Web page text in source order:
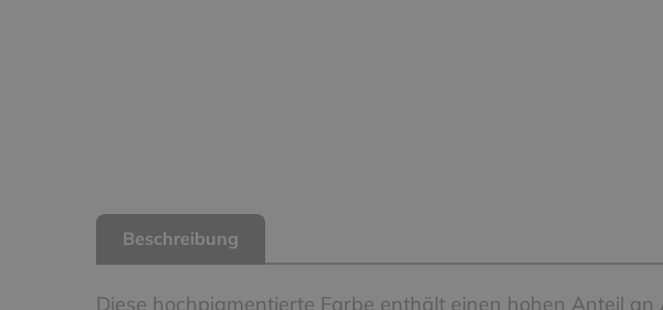
Beschreibung
Diese hochpigmentierte Farbe enthält einen hohen Anteil